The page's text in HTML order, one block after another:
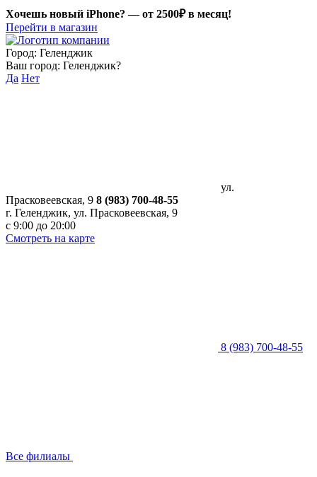
Хочешь новый iPhone? —от 2500₽ в месяц!
Перейти в магазин
Город: Геленджик
Ваш город: Геленджик?
Да Нет
ул.
Прасковеевская, 9 8 (983) 700-48-55
г. Геленджик, ул. Прасковеевская, 9
с 9:00 до 20:00
Смотреть на карте
8 (983) 700-48-55
Все филиалы